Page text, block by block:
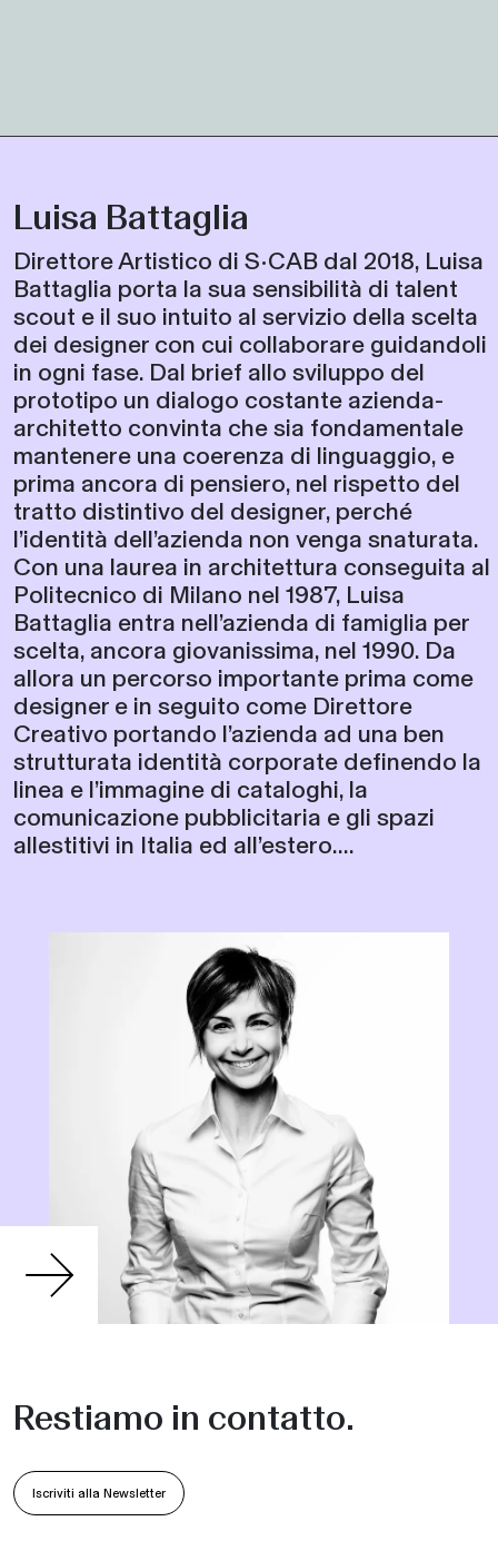
Luisa Battaglia
Direttore Artistico di S•CAB dal 2018, Luisa
Battaglia porta la sua sensibilità di talent
scout e il suo intuito al servizio della scelta
dei designer con cui collaborare guidandoli
in ogni fase. Dal brief allo sviluppo del
prototipo un dialogo costante azienda-
architetto convinta che sia fondamentale
mantenere una coerenza di linguaggio, e
prima ancora di pensiero, nel rispetto del
tratto distintivo del designer, perché
l’identità dell’azienda non venga snaturata.
Con una laurea in architettura conseguita al
Politecnico di Milano nel 1987, Luisa
Battaglia entra nell’azienda di famiglia per
scelta, ancora giovanissima, nel 1990. Da
allora un percorso importante prima come
designer e in seguito come Direttore
Creativo portando l’azienda ad una ben
strutturata identità corporate definendo la
linea e l’immagine di cataloghi, la
comunicazione pubblicitaria e gli spazi
allestitivi in Italia ed all’estero....
Restiamo in contatto.
Iscriviti alla Newsletter